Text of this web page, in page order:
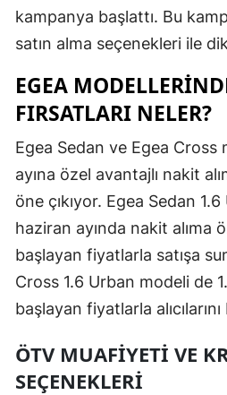
kampanya başlattı. Bu
satın alma seçenekleri ile
EGEA
FIRSATLARI NELER?
Egea Sedan ve Egea Cross
ayına özel avantajlı nakit
öne çıkıyor. Egea Sedan
haziran ayında nakit alıma
başlayan fiyatlarla satışa
Cross 1.6 Urban modeli de
başlayan fiyatlarla
ÖTV MUAFIYETI VE
SEÇENEKLERI